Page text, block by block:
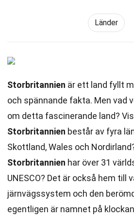
Länder
Storbritannien är ett land fyllt
och spännande fakta. Men vad
om detta fascinerande land?
Storbritannien består av fyra
Skottland, Wales och
Storbritannien har över 31
UNESCO? Det är också hem till
järnvägssystem och den
egentligen är namnet på